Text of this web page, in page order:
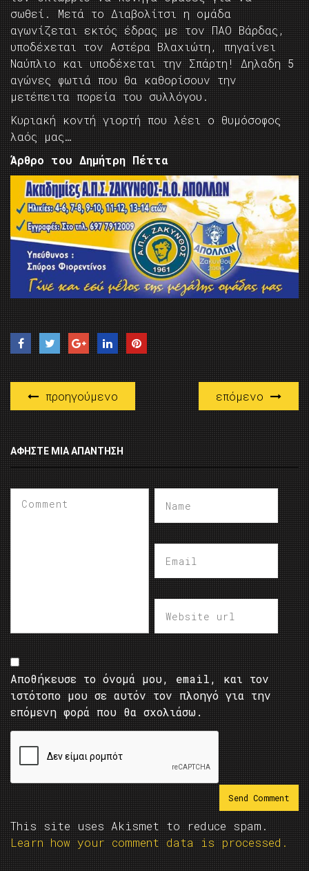
σωθεί. Μετά το Διαβολίτσι η ομάδα
αγωνίζεται εκτός έδρας με τον ΠΑΟ Βάρδας,
υποδέχεται τον Αστέρα Βλαχιώτη, πηγαίνει
Ναύπλιο και υποδέχεται την Σπάρτη! Δηλαδη 5
αγώνες φωτιά που θα καθορίσουν την
μετέπειτα πορεία του συλλόγου.
Κυριακή κοντή γιορτή που λέει ο θυμόσοφος
λαός μας…
Άρθρο του Δημήτρη Πέττα
προηγούμενο επόμενο
ΑΦΉΣΤΕ ΜΙΑ ΑΠΆΝΤΗΣΗ
Αποθήκευσε το όνομά μου, email, και τον
ιστότοπο μου σε αυτόν τον πλοηγό για την
επόμενη φορά που θα σχολιάσω.
This site uses Akismet to reduce spam.
Learn how your comment data is processed.